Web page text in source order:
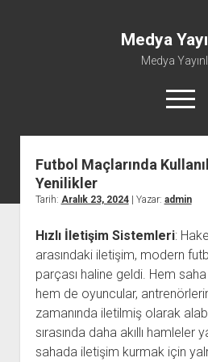
Medya
Medya
menüyü
aç
Instagram
Shorts Abone Çoğaltma
Şifresiz Spotify
Futbol Maçlarında
Yenilikler
Tarih: Aralık 23, 2024| Yazar: admin
Hızlı İletişim Sistemleri:
arasındaki iletişim, modern
parçası haline geldi. Hem saha
hem de oyuncular,
zamanında iletilmiş olarak
sırasında daha akıllı hamleler
sahada iletişim kurmak için